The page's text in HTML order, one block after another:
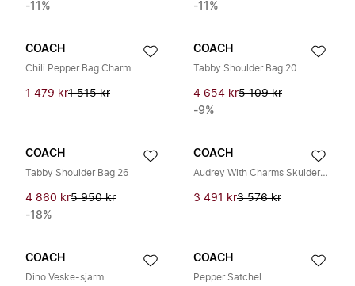
-11%
-11%
COACH
Chili Pepper Bag Charm
1 479 kr1 515 kr
COACH
Tabby Shoulder Bag 20
4 654 kr5 109 kr
-9%
COACH
Tabby Shoulder Bag 26
4 860 kr5 950 kr
-18%
COACH
Audrey With Charms Skulderveske
3 491 kr3 576 kr
COACH
Dino Veske-sjarm
COACH
Pepper Satchel